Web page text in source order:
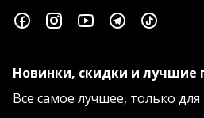
Новинки, скидки и лучшие
Все самое лучшее, только для